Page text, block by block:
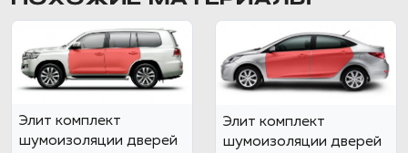
Элит комплект
шумоизоляции дверей
Элит комплект
шумоизоляции дверей